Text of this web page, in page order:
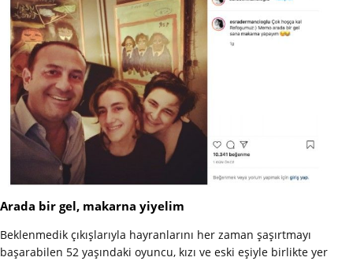
Arada bir gel, makarna yiyelim
Beklenmedik çıkışlarıyla hayranlarını her zaman şaşırtmayı
başarabilen 52 yaşındaki oyuncu, kızı ve eski eşiyle birlikte yer